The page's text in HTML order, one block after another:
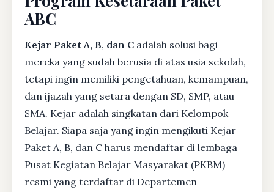
ABC
Kejar Paket A, B, dan C adalah solusi bagi
mereka yang sudah berusia di atas usia sekolah,
tetapi ingin memiliki pengetahuan, kemampuan,
dan ijazah yang setara dengan SD, SMP, atau
SMA. Kejar adalah singkatan dari Kelompok
Belajar. Siapa saja yang ingin mengikuti Kejar
Paket A, B, dan C harus mendaftar di lembaga
Pusat Kegiatan Belajar Masyarakat (PKBM)
resmi yang terdaftar di Departemen